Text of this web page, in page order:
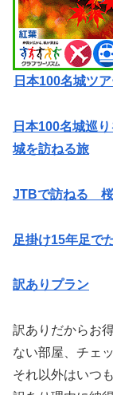
日本100名城ツ
日本100名城巡
城を訪ねる旅
JTBで訪ねる 桜
足掛け15年足で
訳ありプラン
訳ありだからお
ない部屋、チェ
それ以外はいつ